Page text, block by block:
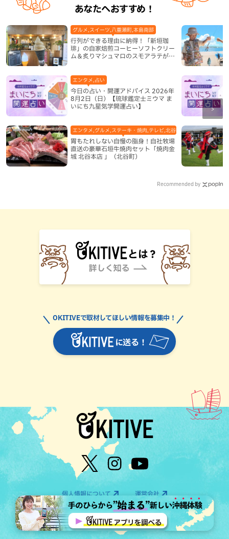
あなたへおすすめ！
行列ができる理由に納得！「新垣珈
琲」の自家焙煎コーヒーソフトクリー
ム＆炙りマシュマロのスモアラテが絶
グルメ,スイーツ,八重瀬町,本島南部
今日の占い・開運アドバイス 2026年
8月2日（日）【琉球鑑定士ミウマ ま
いにち九星気学開運占い】
エンタメ,占い
胃もたれしない自慢の脂身！自社牧場
直送の豪華石垣牛焼肉セット「焼肉金
城 北谷本店 」（北谷町）
エンタメ,グルメ,ステーキ・焼肉,テレビ,北谷町,地域,本島中部
Recommended by
に送る！
OKITIVEで取材してほしい情報を募集中！
個人情報について 運営会社
©OTV CO.,LTD All Rights Reserved.